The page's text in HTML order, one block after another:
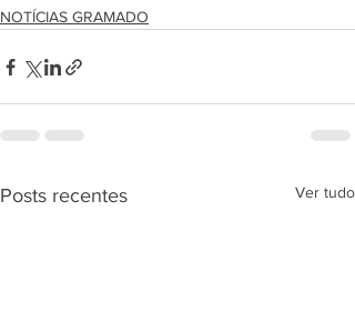
NOTÍCIAS GRAMADO
Posts recentes Ver tudo